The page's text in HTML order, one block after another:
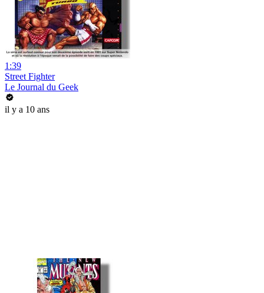
1:39
Street Fighter
Le Journal du Geek
il y a 10 ans